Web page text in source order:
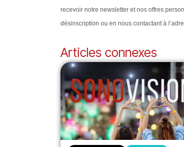
recevoir notre newsletter et nos offres
désinscription ou en nous contactant à
Articles connexes